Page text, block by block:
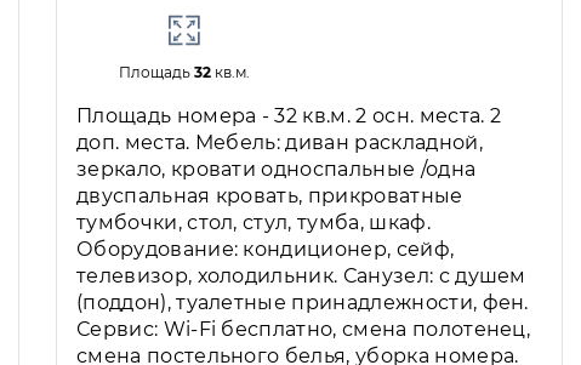
Площадь 32кв.м.
Площадь номера - 32 кв.м. 2 осн. места. 2
доп. места. Мебель: диван раскладной,
зеркало, кровати односпальные /одна
двуспальная кровать, прикроватные
тумбочки, стол, стул, тумба, шкаф.
Оборудование: кондиционер, сейф,
телевизор, холодильник. Санузел: с душем
(поддон), туалетные принадлежности, фен.
Сервис: Wi-Fi бесплатно, смена полотенец,
смена постельного белья, уборка номера.